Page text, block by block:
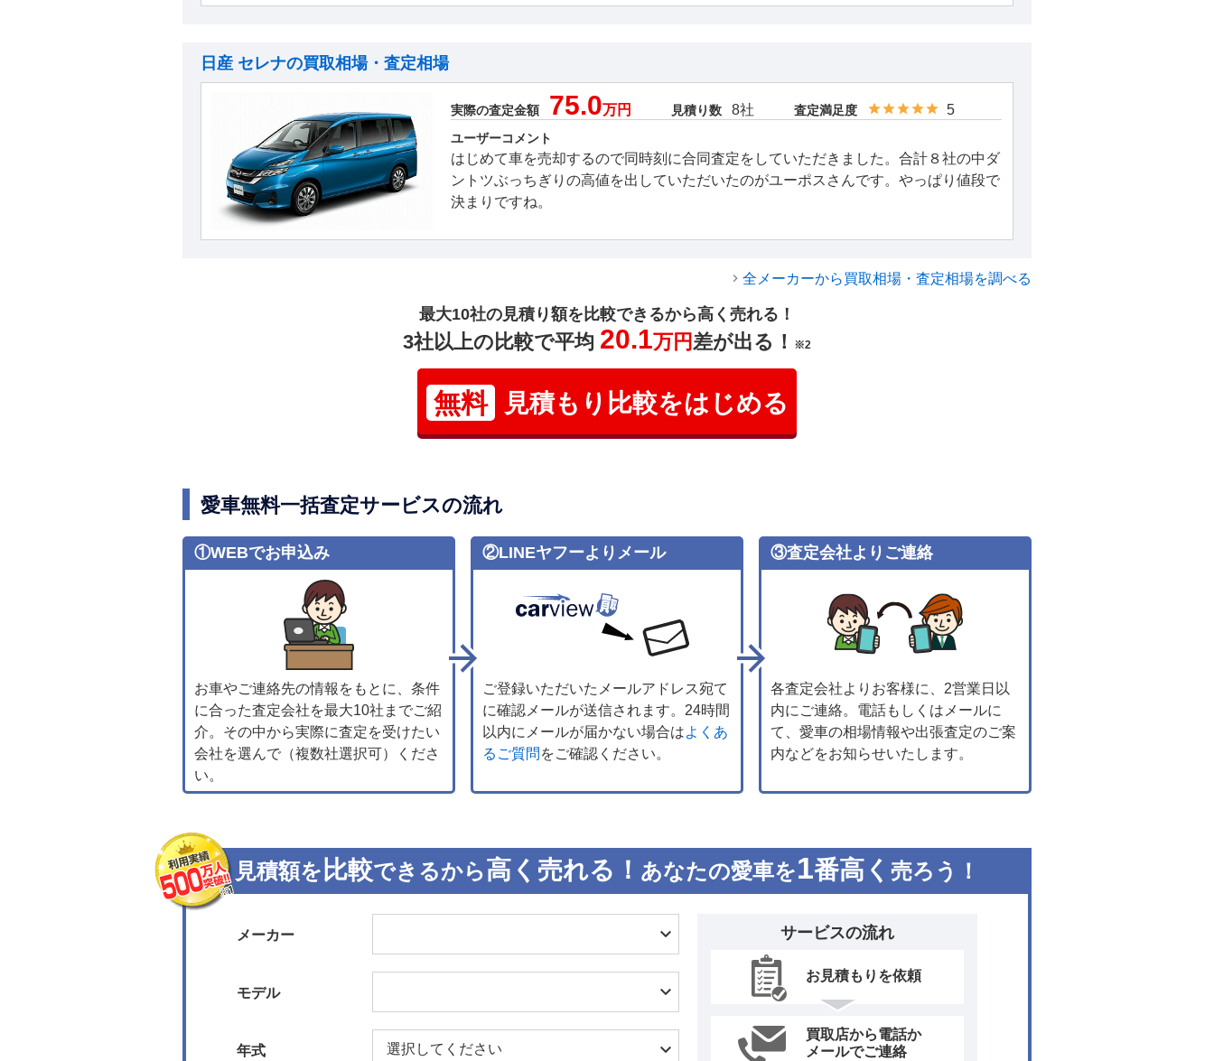
日産 セレナの買取相場・査定相場
実際の査定金額 75.0万円 見積り数 8社 査定満足度 5
ユーザーコメント
はじめて車を売却するので同時刻に合同査定をしていただきました。合計８社の中ダ
ントツぶっちぎりの高値を出していただいたのがユーポスさんです。やっぱり値段で
決まりですね。
全メーカーから買取相場・査定相場を調べる
最大10社の見積り額を比較できるから高く売れる！
3社以上の比較で平均 20.1万円差が出る！ ※2
無料 見積もり比較をはじめる
愛車無料一括査定サービスの流れ
①WEBでお申込み
お車やご連絡先の情報をもとに、条件
に合った査定会社を最大10社までご紹
介。その中から実際に査定を受けたい
会社を選んで（複数社選択可）くださ
い。
②LINEヤフーよりメール
ご登録いただいたメールアドレス宛て
に確認メールが送信されます。24時間
以内にメールが届かない場合はよくあ
るご質問 をご確認ください。
③査定会社よりご連絡
各査定会社よりお客様に、2営業日以
内にご連絡。電話もしくはメールに
て、愛車の相場情報や出張査定のご案
内などをお知らせいたします。
見積額を 比較できるから高く売れる！ あなたの愛車を1番高く 売ろう！
メーカー
モデル
年式
サービスの流れ
お見積もりを依頼
買取店から電話か
メールでご連絡